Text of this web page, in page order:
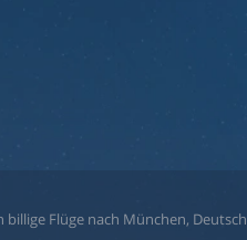
Flüge nach München,